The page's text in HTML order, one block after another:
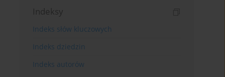
Indeksy
Indeks słów kluczowych
Indeks dziedzin
Indeks autorów